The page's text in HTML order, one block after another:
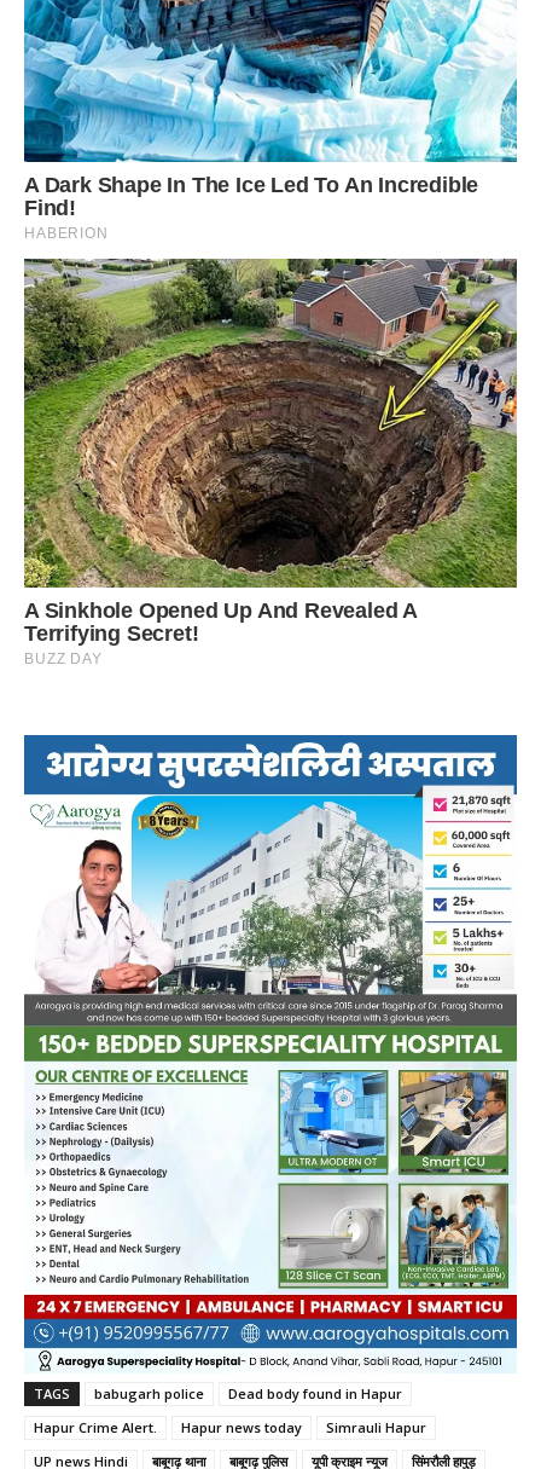
TAGS babugarh police
Dead body found in Hapur
Hapur Crime Alert.
Hapur news today
Simrauli Hapur
UP news Hindi
बाबूगढ़ थाना बाबूगढ़ पुलिस यूपी क्राइम न्‍यूज सिंमरौली हापुड़